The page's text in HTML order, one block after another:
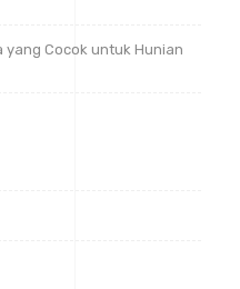
yang Cocok untuk Hunian